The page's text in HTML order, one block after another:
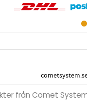
från Comet